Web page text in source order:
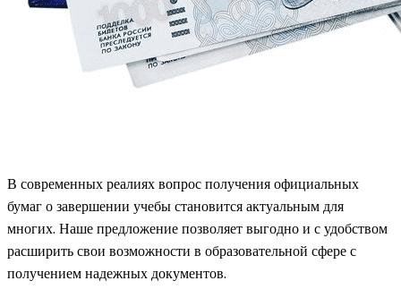
В современных реалиях вопрос получения официальных
бумаг о завершении учебы становится актуальным для
многих. Наше предложение позволяет выгодно и с удобством
расширить свои возможности в образовательной сфере с
получением надежных документов.